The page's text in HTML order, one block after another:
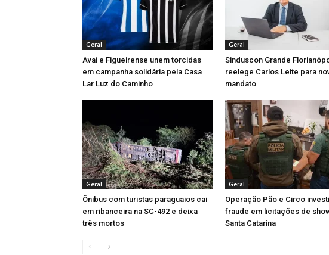
Geral
Avaí e Figueirense unem torcidas
em campanha solidária pela Casa
Lar Luz do Caminho
Geral
Sinduscon Grande
reelege Carlos Leite para
mandato
Geral
Ônibus com turistas paraguaios cai
em ribanceira na SC-492 e deixa
três mortos
Geral
Operação Pão e Circo
fraude em licitações de
Santa Catarina